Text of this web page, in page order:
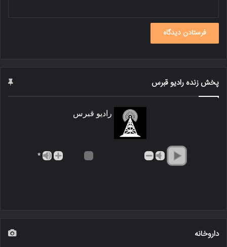
پخش زنده رادیو قبرس
رادیو قبرس
*
داروخانه